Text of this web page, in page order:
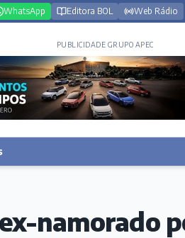
WhatsApp Editora BOL Web Rádio
PUBLICIDADE GRUPO APEC
namorado